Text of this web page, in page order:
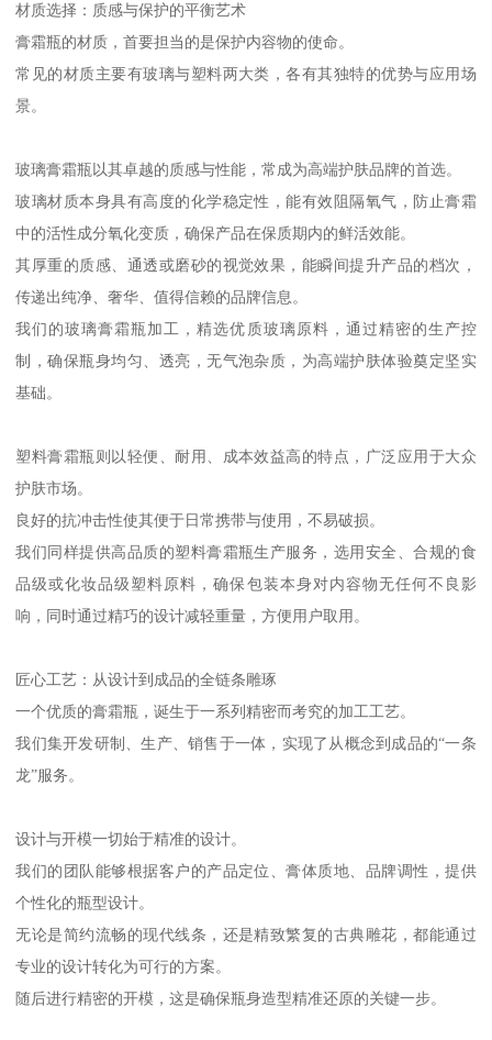
材质选择：质感与保护的平衡艺术
膏霜瓶的材质，首要担当的是保护内容物的使命。
常见的材质主要有玻璃与塑料两大类，各有其独特的优势与应用场
景。
玻璃膏霜瓶以其卓越的质感与性能，常成为高端护肤品牌的首选。
玻璃材质本身具有高度的化学稳定性，能有效阻隔氧气，防止膏霜
中的活性成分氧化变质，确保产品在保质期内的鲜活效能。
其厚重的质感、通透或磨砂的视觉效果，能瞬间提升产品的档次，
传递出纯净、奢华、值得信赖的品牌信息。
我们的玻璃膏霜瓶加工，精选优质玻璃原料，通过精密的生产控
制，确保瓶身均匀、透亮，无气泡杂质，为高端护肤体验奠定坚实
基础。
塑料膏霜瓶则以轻便、耐用、成本效益高的特点，广泛应用于大众
护肤市场。
良好的抗冲击性使其便于日常携带与使用，不易破损。
我们同样提供高品质的塑料膏霜瓶生产服务，选用安全、合规的食
品级或化妆品级塑料原料，确保包装本身对内容物无任何不良影
响，同时通过精巧的设计减轻重量，方便用户取用。
匠心工艺：从设计到成品的全链条雕琢
一个优质的膏霜瓶，诞生于一系列精密而考究的加工工艺。
我们集开发研制、生产、销售于一体，实现了从概念到成品的“一条
龙”服务。
设计与开模一切始于精准的设计。
我们的团队能够根据客户的产品定位、膏体质地、品牌调性，提供
个性化的瓶型设计。
无论是简约流畅的现代线条，还是精致繁复的古典雕花，都能通过
专业的设计转化为可行的方案。
随后进行精密的开模，这是确保瓶身造型精准还原的关键一步。